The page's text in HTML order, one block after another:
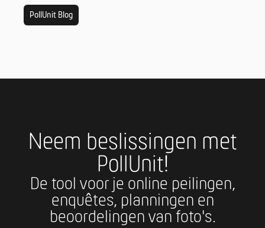
PollUnit Blog
Neem beslissingen met
PollUnit!
De tool voor je online peilingen,
enquêtes, planningen en
beoordelingen van foto's.